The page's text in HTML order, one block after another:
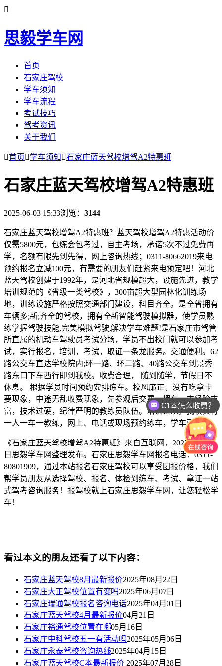

思毅学车网
首页
石家庄驾校
学车须知
学车流程
考试技巧
驾考资讯
关于我们
首页学车须知 石家庄蓝天驾校增驾A2特惠班
石家庄蓝天驾校增驾A2特惠班
2025-06-03 15:33浏览： 3144
石家庄蓝天驾校增驾A2特惠班？蓝天驾校增驾A2特惠活动价
仅需5800元，包练会包考过，自主考场，承诺5次不过免费再
学，名额有限先到先得，网上咨询热线；0311-80662019来电
预约报名立减100元，有需要的朋友们赶紧来电预定吧！河北
蓝天驾校创建于1992年，是河北省规模超大，设施先进，教学
培训规范的《省级一类驾校》，300亩超大型园林化训练场
地，训练设施严格按照交通部门建设，科目齐全。是全省拥有
车辆多;新;齐全的驾校，拥有全新智能驾驶模拟器，使学员熟
练掌握驾驶技能,完美模拟驾驶,解决学车难题!是石家庄市驾管
所直属的机动车驾驶员考试分场，学员不出校门就可以参加考
试，实行报名，培训，考试，取证一条龙服务。交通便利。62
路公交车直达学校院内;环一路、环二路、40路公交车到景秀
路东口下车西行即到我校。收费合理， 随到随学，节假日不
休息。 根据学员时间预约安排练车。校风廉正，没有吃拿卡
要现象，中途无乱收费现象，先参观后交费。拥有一支经验丰
富，技术过硬，纪律严明的教练员队伍。培训正规。我校实行
一人一车一教练，网上、电话或现场预约练车，学车更便捷。
《石家庄蓝天驾校增驾A2特惠班》来自互联网，2025年6月3
日思毅学车网整理发布。石家庄思毅学车网报名电话：0311-
80801909，通过本站报名石家庄驾校可以享受团报价格，我们
帮学员朋友从选择驾校、报名、体检到练车、考试、拿证一站
式驾考咨询服务！报驾校就上石家庄思毅学车网，让您轻松学
车！
看过本文的朋友还看了以下内容：
石家庄蓝天驾校8月最新报价2025年08月22日
石家庄大正驾校位置有变吗2025年06月07日
石家庄瑞通驾校报名咨询电话2025年04月01日
石家庄蓝天驾校4月最新报价04月21日
石家庄裕通驾校位置在哪05月16日
石家庄中科驾校五一有活动吗2025年05月06日
石家庄永泰驾校咨询热线2025年04月15日
石家庄蓝天驾校C本最新报价 2025年07月28日
C1本怎么收费？